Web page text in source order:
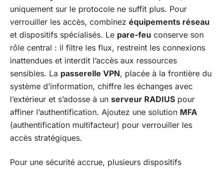
uniquement sur le protocole ne suffit plus. Pour
verrouiller les accès, combinez équipements réseau
et dispositifs spécialisés. Le pare-feu conserve son
rôle central : il filtre les flux, restreint les connexions
inattendues et interdit l’accès aux ressources
sensibles. La passerelle VPN, placée à la frontière du
système d’information, chiffre les échanges avec
l’extérieur et s’adosse à un serveur RADIUS pour
affiner l’authentification. Ajoutez une solution MFA
(authentification multifacteur) pour verrouiller les
accès stratégiques.
Pour une sécurité accrue, plusieurs dispositifs